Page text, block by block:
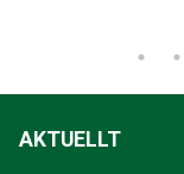
AKTUELLT